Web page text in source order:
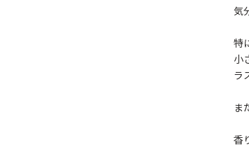
気
特
小
ラ
ま
香